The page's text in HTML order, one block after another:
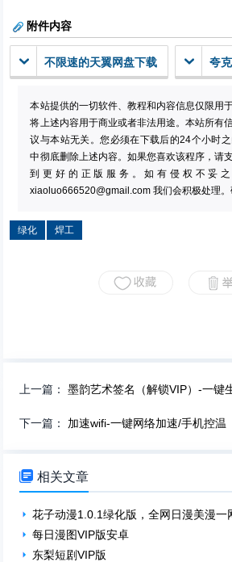
附件内容
不限速的天翼网盘下载 夸
本站提供的一切软件、教程和内容信息仅限用
将上述内容用于商业或者非法用途。本站所有
议与本站无关。您必须在下载后的24个小时
中彻底删除上述内容。如果您喜欢该程序，请
到更好的正版服务。如有侵权不妥之
xiaoluo666520@gmail.com 我们会积极处理。
绿化 焊工
上一篇：墨韵艺术签名（解锁VIP）-一键
下一篇： 加速wifi-一键网络加速/手机控温
 相关文章
花子动漫1.0.1绿化版，全网日漫美漫一
每日漫图VIP版安卓
东梨短剧VIP版